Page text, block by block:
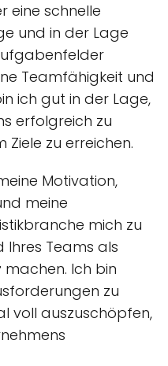
eine schnelle
und in der Lage
Teamfähigkeit und
ich gut in der Lage,
erfolgreich zu
zu erreichen.
Motivation,
meine
mich zu
Ihres Teams als
machen. Ich bin
zu
voll auszuschöpfen,